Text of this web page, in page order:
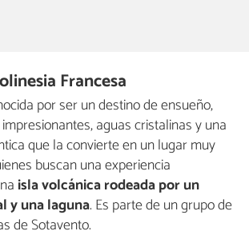
Francesa
por ser un destino de ensueño,
aguas cristalinas y una
que la convierte en un lugar muy
buscan una experiencia
isla volcánica rodeada por un
y una laguna. Es parte de un grupo de
de Sotavento.